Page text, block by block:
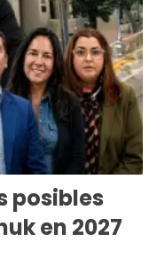
posibles
en 2027